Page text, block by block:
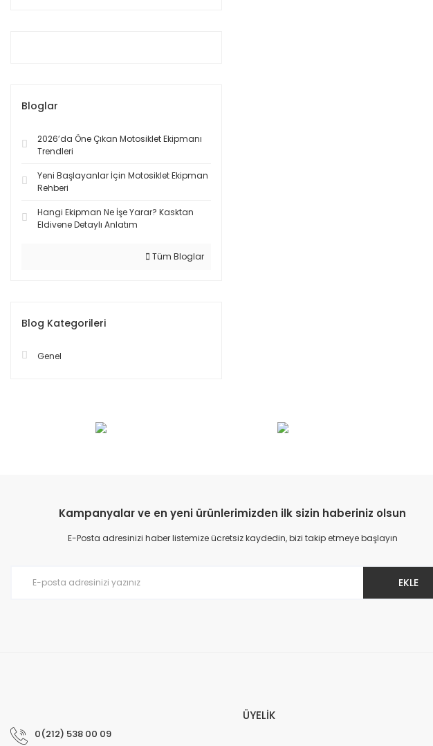
Bloglar
2026’da Öne Çıkan Motosiklet Ekipmanı
Trendleri
Yeni Başlayanlar İçin Motosiklet Ekipman
Rehberi
Hangi Ekipman Ne İşe Yarar? Kasktan
Eldivene Detaylı Anlatım
Tüm Bloglar
Blog Kategorileri
Genel
Kampanyalar ve en yeni ürünlerimizden ilk sizin haberiniz olsun
E-Posta adresinizi haber listemize ücretsiz kaydedin, bizi takip etmeye başlayın
EKLE
0(212) 538 00 09
ÜYELİK